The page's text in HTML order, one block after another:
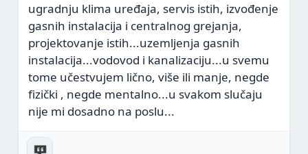
ugradnju klima uređaja, servis istih, izvođenje
gasnih instalacija i centralnog grejanja,
projektovanje istih...uzemljenja gasnih
instalacija...vodovod i kanalizaciju...u svemu
tome učestvujem lično, više ili manje, negde
fizički , negde mentalno...u svakom slučaju
nije mi dosadno na poslu...